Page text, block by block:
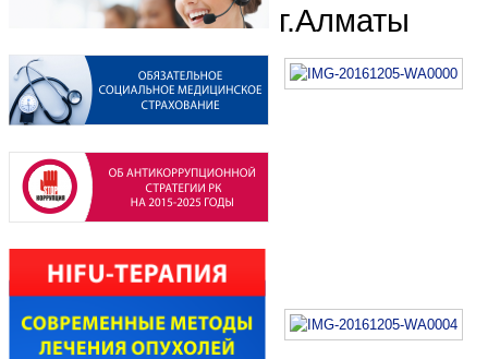
г.Алматы